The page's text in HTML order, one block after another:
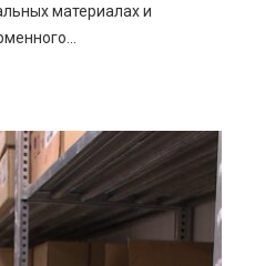
материалах и